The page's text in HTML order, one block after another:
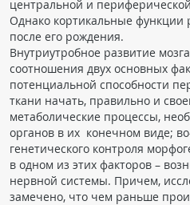
ПОМОЩЬ
центральной и
Однако кортикальные функции
после его рождения.
Внутриутробное развитие
соотношения двух основных
потенциальной способности
ткани начать, правильно и
метаболические процессы,
органов в их конечном виде;
генетического контроля
в одном из этих факторов –
нервной системы. Причем,
замечено, что чем раньше